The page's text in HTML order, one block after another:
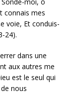
Sonde-moi, ô
connais mes
voie, Et conduis-
24).
dans une
aux autres me
est le seul qui
nous